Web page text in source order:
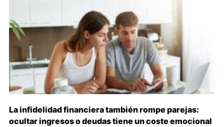
La infidelidad financiera también rompe parejas:
ocultar ingresos o deudas tiene un coste emocional